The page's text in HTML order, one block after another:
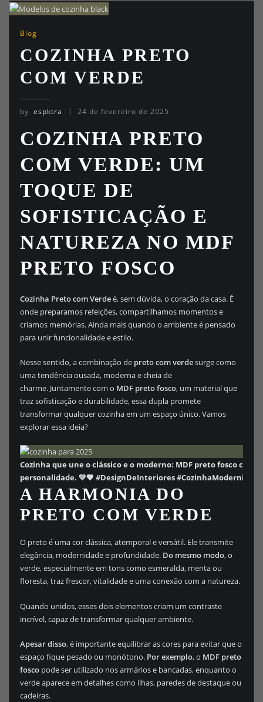
Blog
COZINHA PRETO
COM VERDE
by espktra 24 de fevereiro de 2025
COZINHA PRETO
COM VERDE: UM
TOQUE DE
SOFISTICAÇÃO E
NATUREZA NO MDF
PRETO FOSCO
Cozinha Preto com Verdeé, sem dúvida, o coração da casa. É
onde preparamos refeições, compartilhamos momentos e
criamos memórias. Ainda mais quando o ambiente é pensado
para unir funcionalidade e estilo.
Nesse sentido, a combinação de preto com verdesurge como
uma tendência ousada, moderna e cheia de
charme. Juntamente com o MDF preto fosco, um material que
traz sofisticação e durabilidade, essa dupla promete
transformar qualquer cozinha em um espaço único. Vamos
explorar essa ideia?
Cozinha que une o clássico e o moderno: MDF preto fosco
personalidade. 💚🖤 #DesignDeInteriores #CozinhaModernista
A HARMONIA DO
PRETO COM VERDE
O preto é uma cor clássica, atemporal e versátil. Ele transmite
elegância, modernidade e profundidade. Do mesmo modo, o
verde, especialmente em tons como esmeralda, menta ou
floresta, traz frescor, vitalidade e uma conexão com a natureza.
Quando unidos, esses dois elementos criam um contraste
incrível, capaz de transformar qualquer ambiente.
Apesar disso, é importante equilibrar as cores para evitar que o
espaço fique pesado ou monótono. Por exemplo, o MDF preto
foscopode ser utilizado nos armários e bancadas, enquanto o
verde aparece em detalhes como ilhas, paredes de destaque ou
cadeiras.